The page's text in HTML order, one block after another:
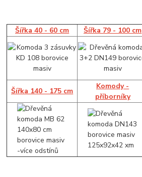
Šířka 40 - 60 cm Šířka 79 - 100 cm
Šířka 140 - 175 cm
Komody -
příborníky